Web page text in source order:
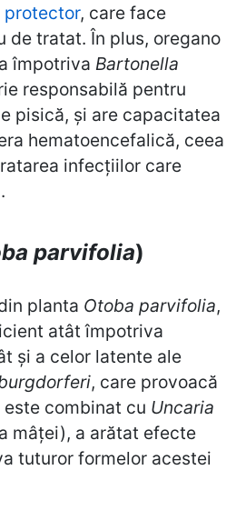
, care face
de tratat. În plus, oregano
împotriva Bartonella
responsabilă pentru
pisică, și are capacitatea
hematoencefalică, ceea
infecțiilor care
parvifolia)
planta Otoba parvifolia,
atât împotriva
și a celor latente ale
, care provoacă
este combinat cu Uncaria
mâței), a arătat efecte
tuturor formelor acestei